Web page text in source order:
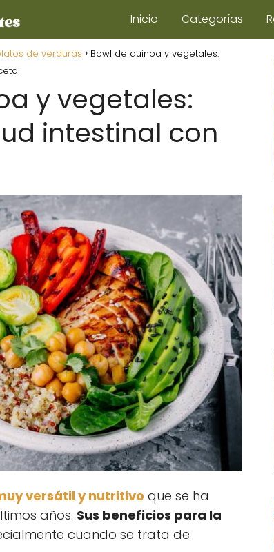
Inicio Categorías
de verduras
Bowl de quinoa y vegetales:
y vegetales:
intestinal con
versátil y nutritivo que se ha
años. Sus beneficios para la
cuando se trata de